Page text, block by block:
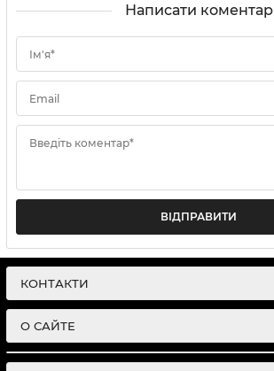
Написати коментар
Ім'я*
Email
Введіть коментар*
ВІДПРАВИТИ
КОНТАКТИ
О САЙТЕ